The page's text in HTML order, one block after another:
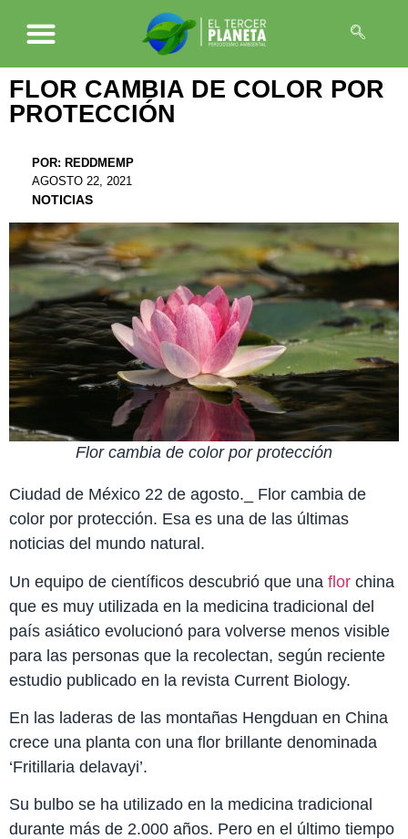
FLOR CAMBIA DE COLOR POR
PROTECCIÓN
POR: REDDMEMP
AGOSTO 22, 2021
NOTICIAS
Flor cambia de color por protección
Ciudad de México 22 de agosto._ Flor cambia de
color por protección. Esa es una de las últimas
noticias del mundo natural.
Un equipo de científicos descubrió que una flor china
que es muy utilizada en la medicina tradicional del
país asiático evolucionó para volverse menos visible
para las personas que la recolectan, según reciente
estudio publicado en la revista Current Biology.
En las laderas de las montañas Hengduan en China
crece una planta con una flor brillante denominada
‘Fritillaria delavayi’.
Su bulbo se ha utilizado en la medicina tradicional
durante más de 2.000 años. Pero en el último tiempo